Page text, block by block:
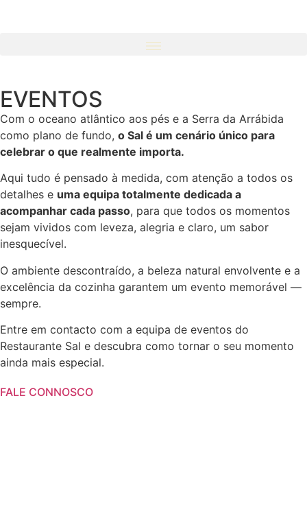
EVENTOS
Com o oceano atlântico aos pés e a Serra da Arrábida
como plano de fundo, o Sal é um cenário único para
celebrar o que realmente importa.
Aqui tudo é pensado à medida, com atenção a todos os
detalhes e uma equipa totalmente dedicada a
acompanhar cada passo, para que todos os momentos
sejam vividos com leveza, alegria e claro, um sabor
inesquecível.
O ambiente descontraído, a beleza natural envolvente e a
excelência da cozinha garantem um evento memorável —
sempre.
Entre em contacto com a equipa de eventos do
Restaurante Sal e descubra como tornar o seu momento
ainda mais especial.
FALE CONNOSCO